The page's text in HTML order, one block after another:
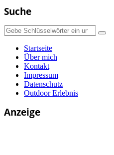
Suche
Suchen
nach:
Startseite
Über mich
Kontakt
Impressum
Datenschutz
Outdoor Erlebnis
Anzeige